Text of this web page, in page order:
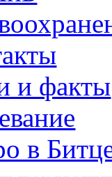
и факты
в